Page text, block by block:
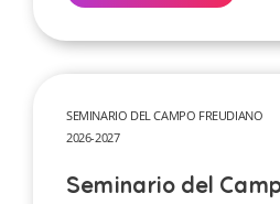
SEMINARIO DEL CAMPO FREUDIANO
2026-2027
Seminario del